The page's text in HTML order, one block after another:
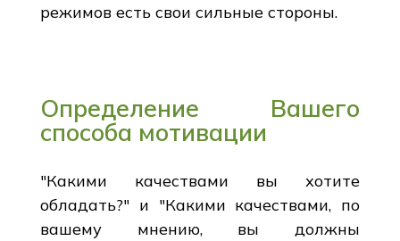
режимов есть свои сильные стороны.
Определение Вашего
способа мотивации
"Какими качествами вы хотите
обладать?" и "Какими качествами, по
вашему мнению, вы должны